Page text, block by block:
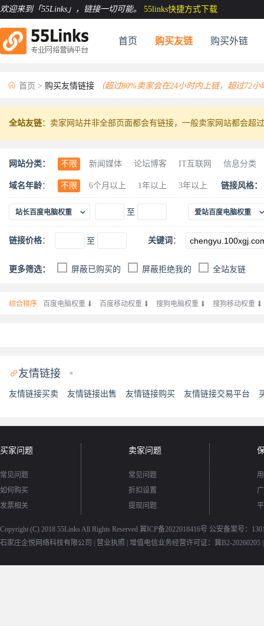
欢迎来到「55Links」 ，链接一切可能。 55links快捷方式下载
首页 购买友链 购买外链
 首页 > 购买友情链接 （超过80%卖家会在24小时内上链，超过72
全站友链：卖家网站并非全部页面都会有链接，一般卖家网站都会超
网站分类： 不限 新闻媒体 论坛博客 IT互联网
信息分类
动物宠物
休闲娱乐 食品美食 古玩珍藏
珠宝
工艺礼品
机械五金 科技汽车 建筑材料 工业
域名年龄： 不限 6个月以上 1年以上 3年以上 链接风格：
站长百度电脑权重  至 爱站百度电脑权重
链接价格： 至 关键词 ：
更多筛选： 屏蔽已购买的 屏蔽拒绝我的 全站友链
综合排序 百度电脑权重  百度移动权重  搜狗电脑权重  搜狗移动权重 
友情链接 *
友情链接买卖 友情链接出售 友情链接购买 友情链接交易平台
买家问题
常见问题
如何购买
发票相关
卖家问题
常见问题
折扣设置
提现问题
Copyright (C) 2018 55Links All Rights Reserved 冀ICP备2022018416号 公安备案号：
石家庄企悦网络科技有限公司 | 营业执照 增值电信业务经营许可证：冀B2-20260205